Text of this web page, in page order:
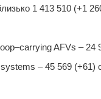
1 413 510 (+1
AFVs – 24
– 45 569 (+61)